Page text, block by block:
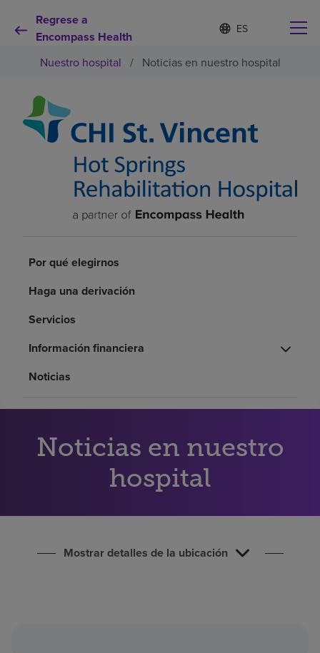
Regrese a
Encompass Health
Lista
de
contraída
d
o
l
e
i
o
n
Por qué debe elegirnos
Servicios de rehabilitación
Acerca de nosotros
Buscar un centro
Inversores
Empleos
Pagar mi factura
Nuestro hospital / Noticias en nuestro hospital
Por qué elegirnos
Haga una derivación
Servicios
Información financiera
Noticias
Noticias en nuestro
hospital
Mostrar detalles de la ubicación